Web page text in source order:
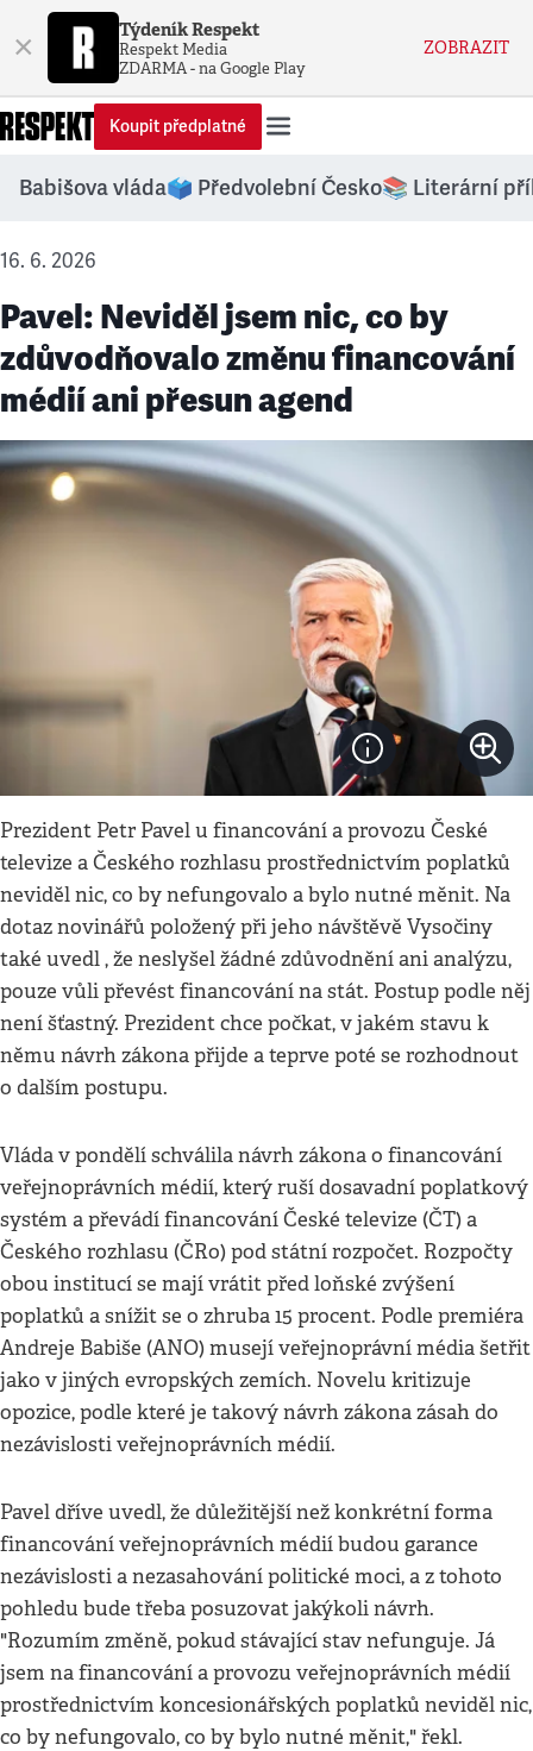
× Týdeník Respekt
Respekt Media
ZDARMA - na Google Play
ZOBRAZIT
Koupit předplatné
Babišova vláda🗳️ Předvolební Česko📚 Literární
16. 6. 2026
Pavel: Neviděl jsem nic, co by
zdůvodňovalo změnu financování
médií ani přesun agend
Prezident Petr Pavel u financování a provozu České
televize a Českého rozhlasu prostřednictvím poplatků
neviděl nic, co by nefungovalo a bylo nutné měnit. Na
dotaz novinářů položený při jeho návštěvě Vysočiny
také uvedl , že neslyšel žádné zdůvodnění ani analýzu,
pouze vůli převést financování na stát. Postup podle něj
není šťastný. Prezident chce počkat, v jakém stavu k
němu návrh zákona přijde a teprve poté se rozhodnout
o dalším postupu.
Vláda v pondělí schválila návrh zákona o financování
veřejnoprávních médií, který ruší dosavadní poplatkový
systém a převádí financování České televize (ČT) a
Českého rozhlasu (ČRo) pod státní rozpočet. Rozpočty
obou institucí se mají vrátit před loňské zvýšení
poplatků a snížit se o zhruba 15 procent. Podle premiéra
Andreje Babiše (ANO) musejí veřejnoprávní média šetřit
jako v jiných evropských zemích. Novelu kritizuje
opozice, podle které je takový návrh zákona zásah do
nezávislosti veřejnoprávních médií.
Pavel dříve uvedl, že důležitější než konkrétní forma
financování veřejnoprávních médií budou garance
nezávislosti a nezasahování politické moci, a z tohoto
pohledu bude třeba posuzovat jakýkoli návrh.
"Rozumím změně, pokud stávající stav nefunguje. Já
jsem na financování a provozu veřejnoprávních médií
prostřednictvím koncesionářských poplatků neviděl nic,
co by nefungovalo, co by bylo nutné měnit," řekl.